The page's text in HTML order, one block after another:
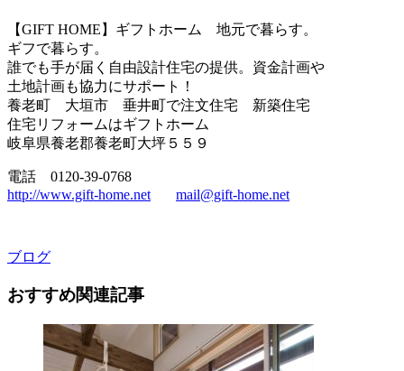
【GIFT HOME】ギフトホーム 地元で暮らす。
ギフで暮らす。
誰でも手が届く自由設計住宅の提供。資金計画や
土地計画も協力にサポート！
養老町 大垣市 垂井町で注文住宅 新築住宅
住宅リフォームはギフトホーム
岐阜県養老郡養老町大坪５５９
電話 0120-39-0768
http://www.gift-home.net
mail@gift-home.net
ブログ
おすすめ関連記事